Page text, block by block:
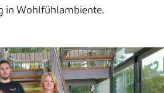
in Wohlfühlambiente.